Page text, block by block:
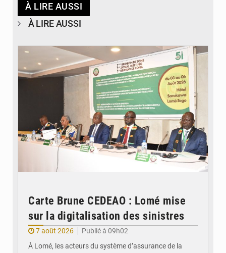
À LIRE AUSSI
À LIRE AUSSI
Carte Brune CEDEAO : Lomé mise
sur la digitalisation des sinistres
7 août 2026
Publié à 09h02
À Lomé, les acteurs du système d’assurance de la